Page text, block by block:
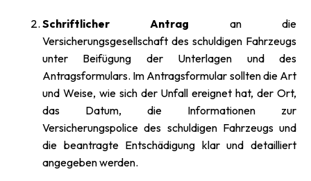
Schriftlicher Antrag an die
Versicherungsgesellschaft des schuldigen Fahrzeugs
unter Beifügung der Unterlagen und des
Antragsformulars. Im Antragsformular sollten die Art
und Weise, wie sich der Unfall ereignet hat, der Ort,
das Datum, die Informationen zur
Versicherungspolice des schuldigen Fahrzeugs und
die beantragte Entschädigung klar und detailliert
angegeben werden.